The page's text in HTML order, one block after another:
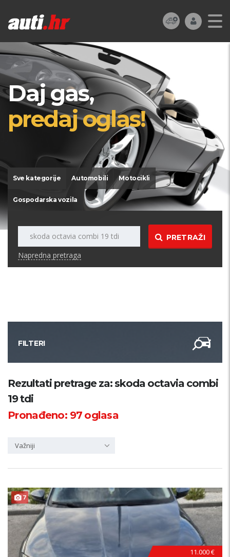
Daj gas,
predaj oglas!
Sve kategorije Automobili Motocikli
Gospodarska vozila
PRETRAŽI
Napredna pretraga
FILTERI
Kategorija
Županija
Rezultati pretrage za: skoda octavia combi
19 tdi
Pronađeno: 97oglasa
Važniji
7
11.000 €